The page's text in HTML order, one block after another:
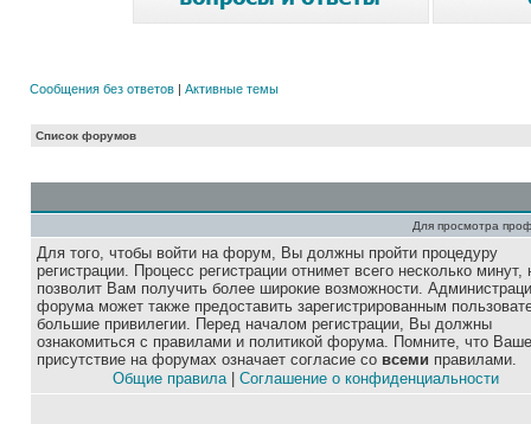
Сообщения без ответов | Активные темы
Список форумов
Для просмотра
Для того, чтобы войти на форум, Вы должны пройти процедуру
регистрации. Процесс регистрации отнимет всего несколько минут,
позволит Вам получить более широкие возможности.
форума может также предоставить зарегистрированным
большие привилегии. Перед началом регистрации, Вы должны
ознакомиться с правилами и политикой форума. Помните, что Ваше
присутствие на форумах означает согласие со всеми правилами.
Общие правила| Соглашение о конфиденциальности